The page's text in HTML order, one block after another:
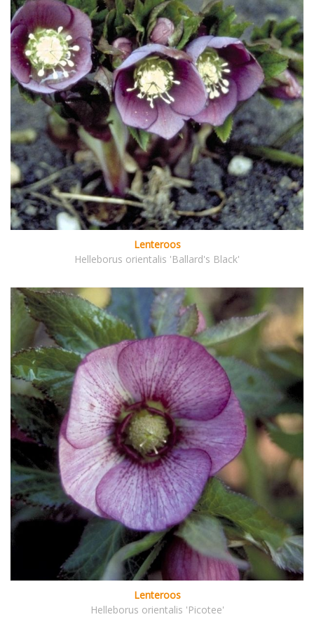
Lenteroos
Helleborus orientalis 'Ballard's Black'
Lenteroos
Helleborus orientalis 'Picotee'